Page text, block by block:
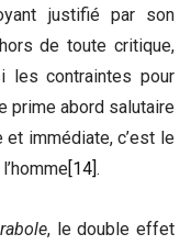
justifié par son
de toute critique,
les contraintes pour
prime abord salutaire
immédiate, c’est le
[14].
, le double effet